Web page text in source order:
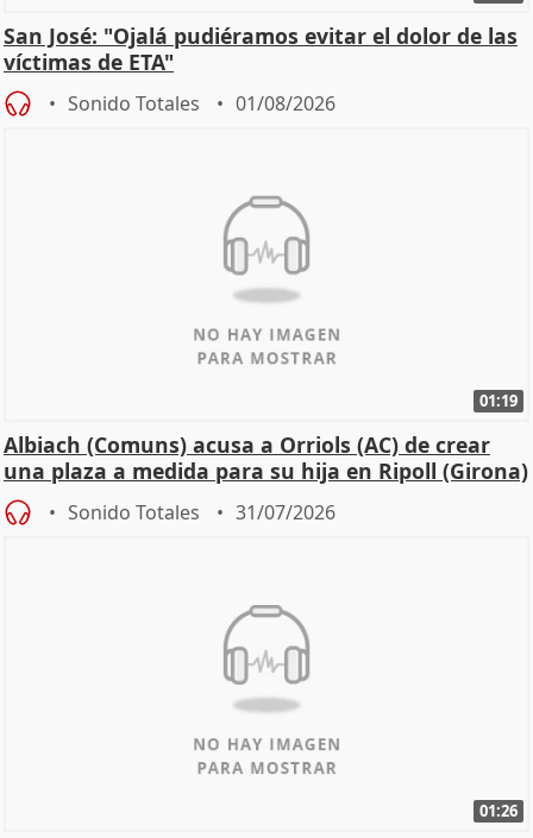
San José: "Ojalá pudiéramos evitar el dolor de las
víctimas de ETA"
Sonido Totales 01/08/2026
01:19
Albiach (Comuns) acusa a Orriols (AC) de crear
una plaza a medida para su hija en Ripoll (Girona)
Sonido Totales 31/07/2026
01:26